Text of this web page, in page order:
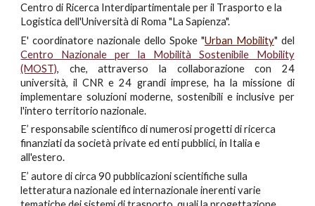
Centro di Ricerca Interdipartimentale per il Trasporto e la
Logistica dell'Università di Roma "La Sapienza".
E' coordinatore nazionale dello Spoke "Urban Mobility" del
Centro Nazionale per la Mobilità Sostenibile Mobility
(MOST), che, attraverso la collaborazione con 24
università, il CNR e 24 grandi imprese, ha la missione di
implementare soluzioni moderne, sostenibili e inclusive per
l'intero territorio nazionale.
E’responsabilescientifico di numerosi progetti di ricerca
finanziati da società private ed enti pubblici, in Italia e
all'estero.
E’ autore di circa90 pubblicazioni scientifiche sulla
letteratura nazionale ed internazionale inerenti varie